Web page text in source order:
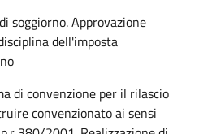
soggiorno. Approvazione
dell'imposta
di convenzione per il rilascio
convenzionato ai sensi